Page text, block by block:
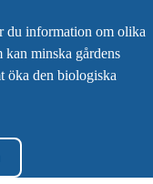
du information om olika
kan minska gårdens
öka den biologiska